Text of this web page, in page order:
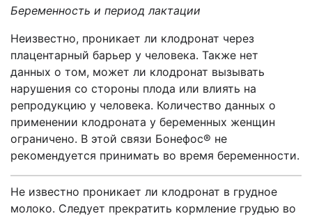
Беременность и период лактации
Неизвестно, проникает ли клодронат через
плацентарный барьер у человека. Также нет
данных о том, может ли клодронат вызывать
нарушения со стороны плода или влиять на
репродукцию у человека. Количество данных о
применении клодроната у беременных женщин
ограничено. В этой связи Бонефос® не
рекомендуется принимать во время беременности.
Не известно проникает ли клодронат в грудное
молоко. Следует прекратить кормление грудью во